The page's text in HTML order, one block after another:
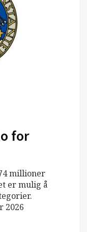
for
millioner
er mulig å
2026